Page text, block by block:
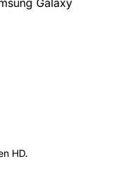
Galaxy
HD.